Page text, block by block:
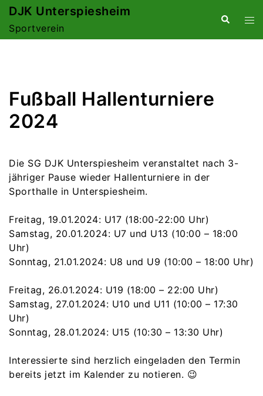
Zum
springen
DJK Unterspiesheim
Sportverein
Suche
Fußball Hallenturniere
2024
Die SG DJK Unterspiesheim veranstaltet nach 3-
jähriger Pause wieder Hallenturniere in der
Sporthalle in Unterspiesheim.
Freitag, 19.01.2024: U17 (18:00-22:00 Uhr)
Samstag, 20.01.2024: U7 und U13 (10:00 – 18:00
Uhr)
Sonntag, 21.01.2024: U8 und U9 (10:00 – 18:00 Uhr)
Freitag, 26.01.2024: U19 (18:00 – 22:00 Uhr)
Samstag, 27.01.2024: U10 und U11 (10:00 – 17:30
Uhr)
Sonntag, 28.01.2024: U15 (10:30 – 13:30 Uhr)
Interessierte sind herzlich eingeladen den Termin
bereits jetzt im Kalender zu notieren. 😉